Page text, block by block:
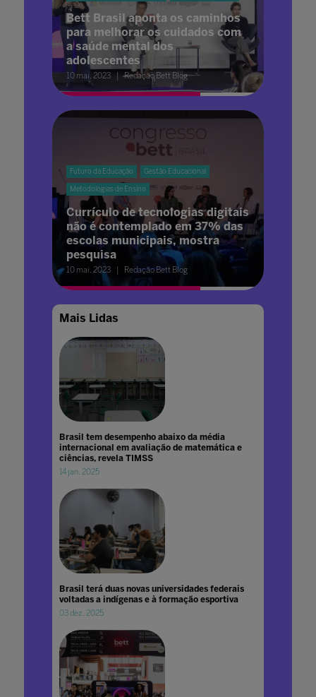
Bett Brasil aponta os caminhos
para melhorar os cuidados com
a saúde mental dos
adolescentes
10 mai. 2023 Redação Bett Blog
Futuro da Educação Gestão Educacional
Metodologias de Ensino
Currículo de tecnologias digitais
não é contemplado em 37% das
escolas municipais, mostra
pesquisa
10 mai. 2023 Redação Bett Blog
Mais Lidas
Brasil tem desempenho abaixo da média
internacional em avaliação de matemática e
ciências, revela TIMSS
14 jan. 2025
Brasil terá duas novas universidades federais
voltadas a indígenas e à formação esportiva
03 dez. 2025